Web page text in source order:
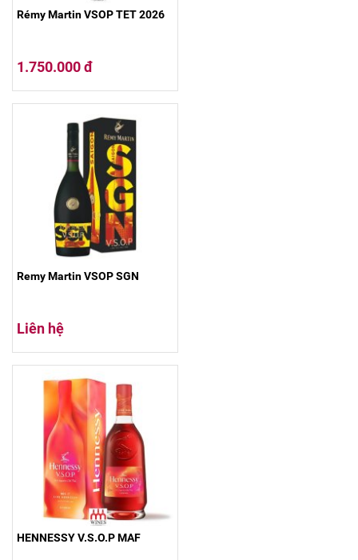
Rémy Martin VSOP TET 2026
1.750.000 đ
Remy Martin VSOP SGN
Liên hệ
HENNESSY V.S.O.P MAF